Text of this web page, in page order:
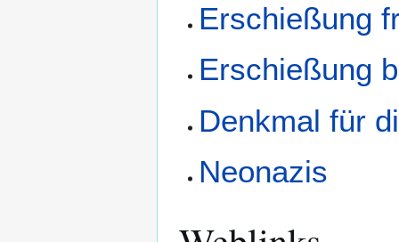
Erschießung
Erschießung
Denkmal für
Neonazis